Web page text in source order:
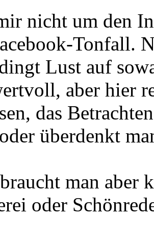
nicht um den
Tonfall.
Lust auf
aber hier
das
überdenkt
man aber
oder